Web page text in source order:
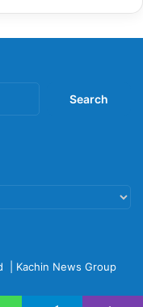
ခ႐ိုင္ KIA တပ္မဟာ (၆)
ေၾကာင္းႏွင့္ Howa
တပ္မ (၉၉)ဟု ယူဆ
ေၾကာင္း KIA က ဆို
၆) တပ္ဖြဲ႕မ်ားႏွင့္သီး
ရိွေၾကာင္း အထက္ KIA
| Kachin News Group